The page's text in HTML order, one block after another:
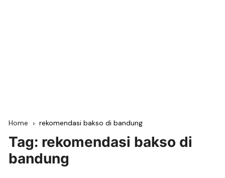
Home rekomendasi bakso di bandung
Tag: rekomendasi bakso di
bandung